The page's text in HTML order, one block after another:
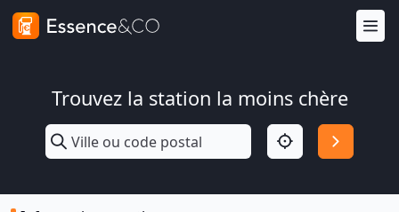
Trouvez la station la moins chère